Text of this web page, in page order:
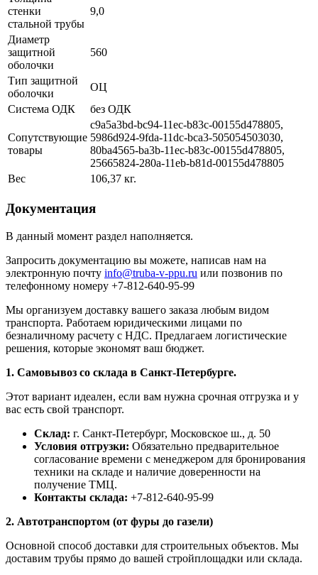
стенки
стальной трубы
9,0
Диаметр
защитной
оболочки
560
Тип защитной
оболочки
ОЦ
Система ОДК
без ОДК
Сопутствующие
товары
c9a5a3bd-bc94-11ec-b83c-00155d478805,
5986d924-9fda-11dc-bca3-505054503030,
80ba4565-ba3b-11ec-b83c-00155d478805,
25665824-280a-11eb-b81d-00155d478805
Вес
106,37 кг.
Документация
В данный момент раздел наполняется.
Запросить документацию вы можете, написав нам на
электронную почту info@truba-v-ppu.ru или позвонив по
телефонному номеру +7-812-640-95-99
Мы организуем доставку вашего заказа любым видом
транспорта. Работаем юридическими лицами по
безналичному расчету с НДС. Предлагаем логистические
решения, которые экономят ваш бюджет.
1. Самовывоз со склада в Санкт-Петербурге.
Этот вариант идеален, если вам нужна срочная отгрузка и у
вас есть свой транспорт.
Склад: г. Санкт-Петербург, Московское ш., д. 50
Условия отгрузки: Обязательно предварительное
согласование времени с менеджером для бронирования
техники на складе и наличие доверенности на
получение ТМЦ.
Контакты склада: +7-812-640-95-99
2. Автотранспортом (от фуры до газели)
Основной способ доставки для строительных объектов. Мы
доставим трубы прямо до вашей стройплощадки или склада.